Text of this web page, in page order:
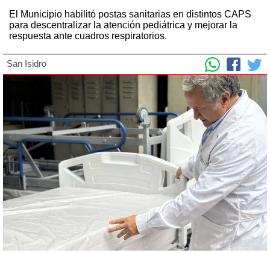
El Municipio habilitó postas sanitarias en distintos CAPS
para descentralizar la atención pediátrica y mejorar la
respuesta ante cuadros respiratorios.
San Isidro